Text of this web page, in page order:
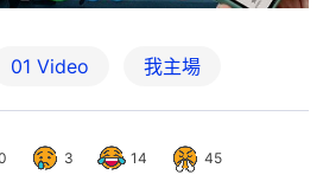
01 Video 我主場
3 14 45